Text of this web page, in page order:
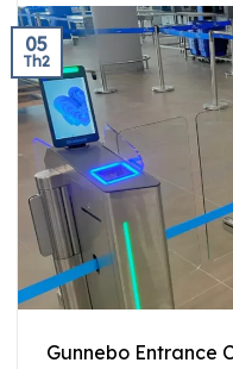
05
Th2
Gunnebo Entrance